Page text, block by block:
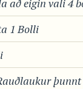
að eigin vali 4
1 Bolli